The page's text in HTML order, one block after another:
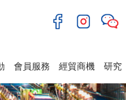
會員服務 經貿商機 研究